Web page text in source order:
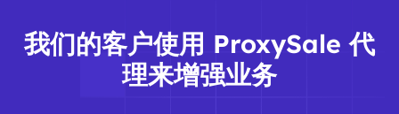
我们的客户使用 ProxySale 代
理来增强业务